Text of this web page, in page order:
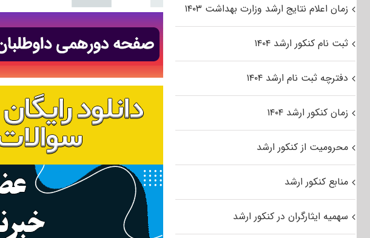
زمان اعلام نتایج ارشد وزارت بهداشت ۱۴۰۳
ثبت نام کنکور ارشد ۱۴۰۴
دفترچه ثبت نام ارشد ۱۴۰۴
زمان کنکور ارشد ۱۴۰۴
محرومیت از کنکور ارشد
منابع کنکور ارشد
سهمیه ایثارگران در کنکور ارشد